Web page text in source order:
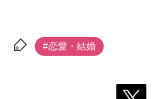
#恋愛・結婚